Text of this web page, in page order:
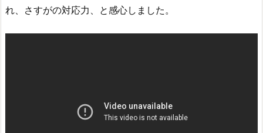
れ、さすがの対応力、と感心しました。